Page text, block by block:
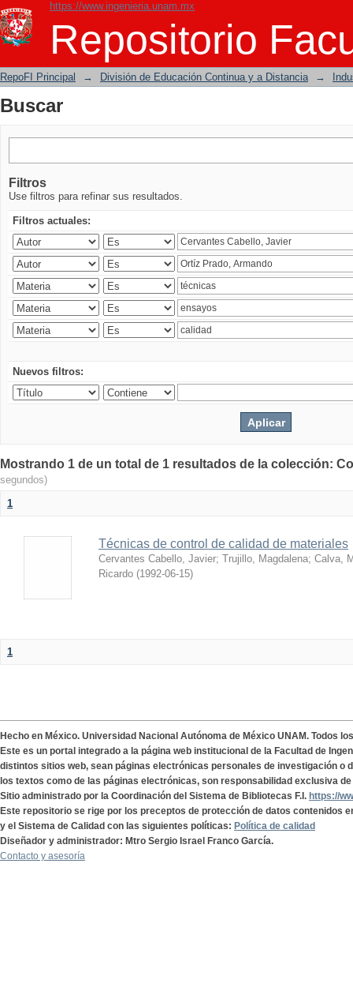
https://www.ingenieria.unam.mx
Repositorio
Buscar
RepoFI Principal → División de Educación Continua y a Distancia →
Buscar
Filtros
Use filtros para refinar sus resultados.
Filtros actuales:
Nuevos filtros:
Mostrando 1 de un total de 1 resultados de la colección:
segundos)
1
Técnicas de control de calidad de materiales
Cervantes Cabello, Javier; Trujillo, Magdalena; Calva,
Ricardo (1992-06-15)
1
Hecho en México. Universidad Nacional Autónoma de México UNAM. Todos
Este es un portal integrado a la página web institucional de la Facultad de
distintos sitios web, sean páginas electrónicas personales de investigación o
los textos como de las páginas electrónicas, son responsabilidad exclusiva
Sitio administrado por la Coordinación del Sistema de Bibliotecas F.I. https://
Este repositorio se rige por los preceptos de protección de datos contenidos
y el Sistema de Calidad con las siguientes políticas: Política de calidad
Diseñador y administrador: Mtro Sergio Israel Franco García.
Contacto y asesoría